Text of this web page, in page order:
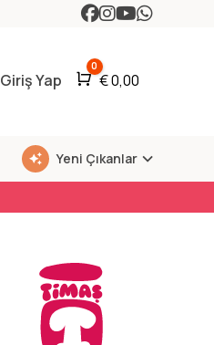
Giriş Yap Araba
0
€0,00
Yeni Çıkanlar